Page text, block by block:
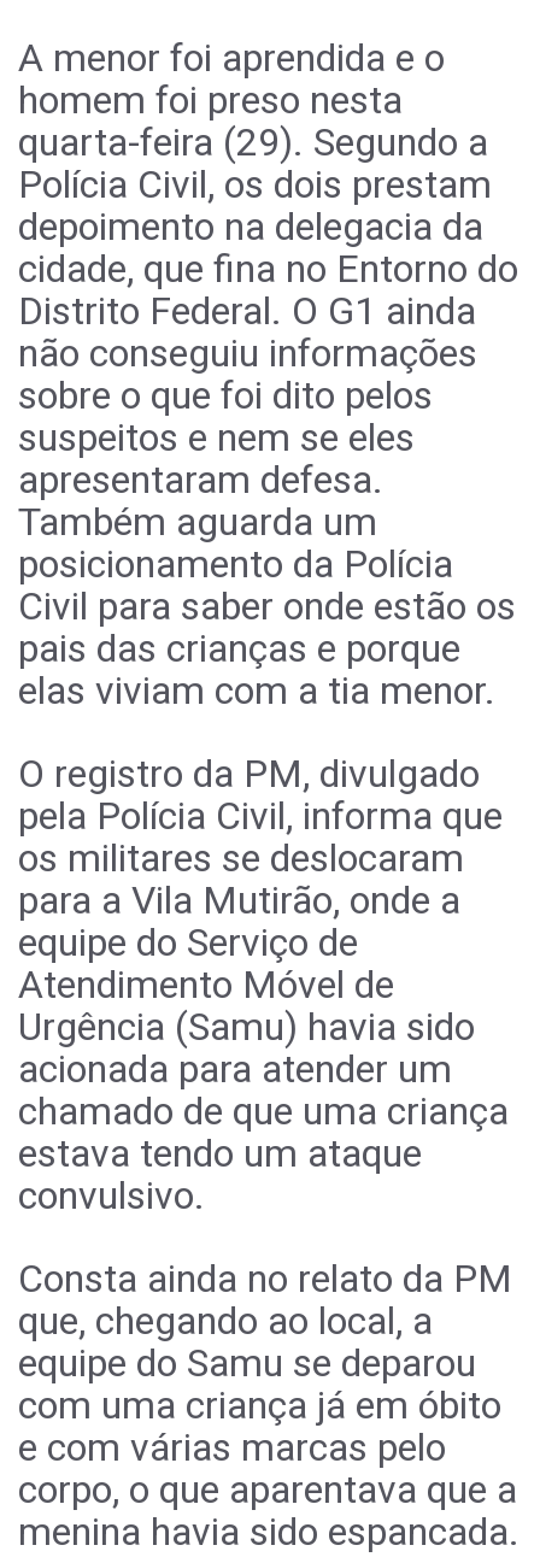
A menor foi aprendida e o
homem foi preso nesta
quarta-feira (29). Segundo a
Polícia Civil, os dois prestam
depoimento na delegacia da
cidade, que fina no Entorno do
Distrito Federal. O G1 ainda
não conseguiu informações
sobre o que foi dito pelos
suspeitos e nem se eles
apresentaram defesa.
Também aguarda um
posicionamento da Polícia
Civil para saber onde estão os
pais das crianças e porque
elas viviam com a tia menor.
O registro da PM, divulgado
pela Polícia Civil, informa que
os militares se deslocaram
para a Vila Mutirão, onde a
equipe do Serviço de
Atendimento Móvel de
Urgência (Samu) havia sido
acionada para atender um
chamado de que uma criança
estava tendo um ataque
convulsivo.
Consta ainda no relato da PM
que, chegando ao local, a
equipe do Samu se deparou
com uma criança já em óbito
e com várias marcas pelo
corpo, o que aparentava que a
menina havia sido espancada.